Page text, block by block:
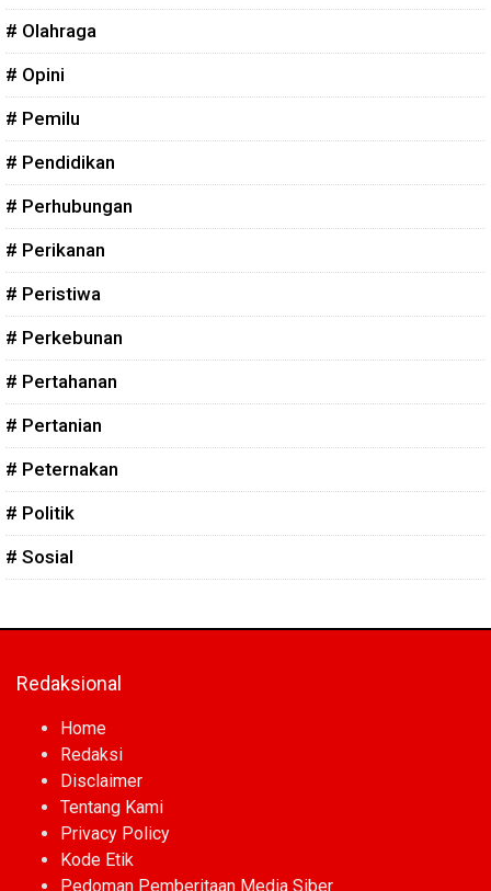
# Olahraga
# Opini
# Pemilu
# Pendidikan
# Perhubungan
# Perikanan
# Peristiwa
# Perkebunan
# Pertahanan
# Pertanian
# Peternakan
# Politik
# Sosial
Redaksional
Home
Redaksi
Disclaimer
Tentang Kami
Privacy Policy
Kode Etik
Pedoman Pemberitaan Media Siber